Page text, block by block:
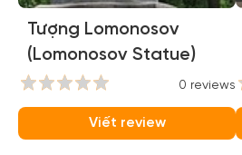
Tượng Lomonosov
(Lomonosov Statue)
0 reviews
Viết review